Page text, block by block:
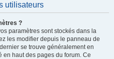
utilisateurs
?
paramètres sont stockés dans la
les modifier depuis le panneau de
se trouve généralement en
en haut des pages du forum. Ce